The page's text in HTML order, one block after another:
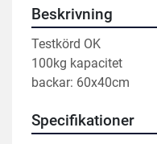
Beskrivning
Testkörd OK
100kg kapacitet
backar: 60x40cm
Specifikationer